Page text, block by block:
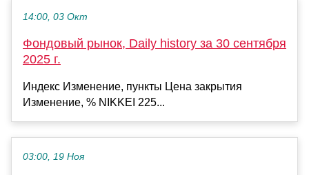
14:00, 03 Окт
Фондовый рынок, Daily history за 30 сентября
2025 г.
Индекс Изменение, пункты Цена закрытия
Изменение, % NIKKEI 225...
03:00, 19 Ноя